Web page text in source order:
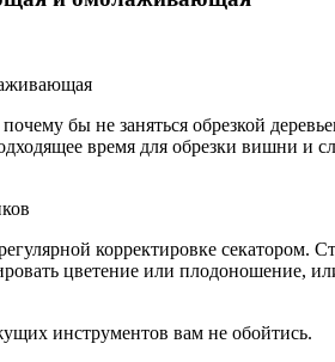
бы не заняться обрезкой
время для обрезки вишни и
корректировке
цветение или плодоношение,
инструментов вам не обойтись.